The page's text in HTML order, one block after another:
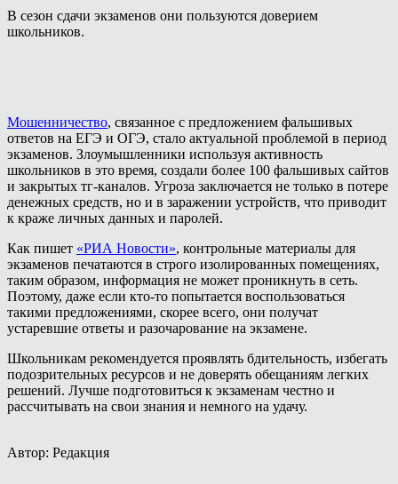
В сезон сдачи экзаменов они пользуются доверием
школьников.
Мошенничество, связанное с предложением фальшивых
ответов на ЕГЭ и ОГЭ, стало актуальной проблемой в период
экзаменов. Злоумышленники используя активность
школьников в это время, создали более 100 фальшивых сайтов
и закрытых тг-каналов. Угроза заключается не только в потере
денежных средств, но и в заражении устройств, что приводит
к краже личных данных и паролей.
Как пишет «РИА Новости», контрольные материалы для
экзаменов печатаются в строго изолированных помещениях,
таким образом, информация не может проникнуть в сеть.
Поэтому, даже если кто-то попытается воспользоваться
такими предложениями, скорее всего, они получат
устаревшие ответы и разочарование на экзамене.
Школьникам рекомендуется проявлять бдительность, избегать
подозрительных ресурсов и не доверять обещаниям легких
решений. Лучше подготовиться к экзаменам честно и
рассчитывать на свои знания и немного на удачу.
Автор: Редакция